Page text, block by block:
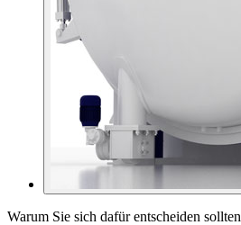
Warum Sie sich dafür entscheiden sollten